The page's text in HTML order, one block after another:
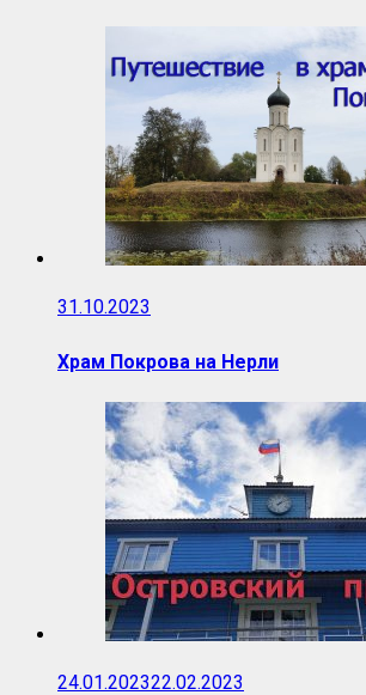
31.10.2023
Храм Покрова на Нерли
24.01.202322.02.2023